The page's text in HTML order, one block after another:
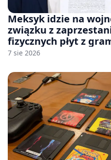
Meksyk idzie na
związku z
fizycznych płyt z
7 sie 2026